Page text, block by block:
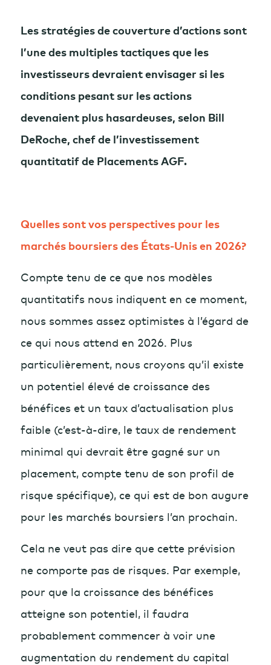
Les stratégies de couverture d’actions sont
l’une des multiples tactiques que les
investisseurs devraient envisager si les
conditions pesant sur les actions
devenaient plus hasardeuses, selon Bill
DeRoche, chef de l’investissement
quantitatif de Placements AGF.
Quelles sont vos perspectives pour les
marchés boursiers des États-Unis en 2026?
Compte tenu de ce que nos modèles
quantitatifs nous indiquent en ce moment,
nous sommes assez optimistes à l’égard de
ce qui nous attend en 2026. Plus
particulièrement, nous croyons qu’il existe
un potentiel élevé de croissance des
bénéfices et un taux d’actualisation plus
faible (c’est-à-dire, le taux de rendement
minimal qui devrait être gagné sur un
placement, compte tenu de son profil de
risque spécifique), ce qui est de bon augure
pour les marchés boursiers l’an prochain.
Cela ne veut pas dire que cette prévision
ne comporte pas de risques. Par exemple,
pour que la croissance des bénéfices
atteigne son potentiel, il faudra
probablement commencer à voir une
augmentation du rendement du capital